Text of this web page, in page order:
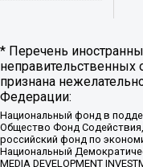
* Перечень
неправительственных
признана
Федерации:
Национальный фонд в
Общество Фонд
российский фонд по
Национальный
MEDIA DEVELOPMENT